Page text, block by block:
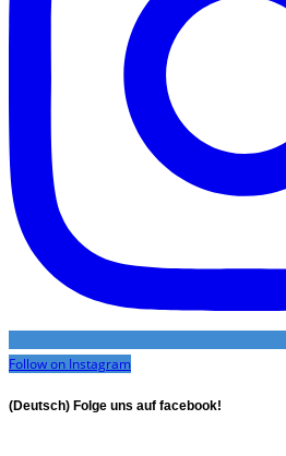
Follow on Instagram
(Deutsch) Folge uns auf facebook!